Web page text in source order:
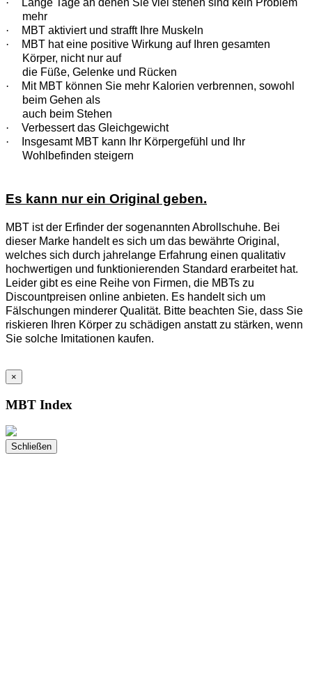
mehr
·
MBT aktiviert und strafft Ihre Muskeln
·
MBT hat eine positive Wirkung auf Ihren gesamten
Körper, nicht nur auf
die Füße, Gelenke und Rücken
·
Mit MBT können Sie mehr Kalorien verbrennen, sowohl
beim Gehen als
auch beim Stehen
·
Verbessert das Gleichgewicht
·
Insgesamt MBT kann Ihr Körpergefühl und Ihr
Wohlbefinden steigern
Es kann nur ein Original geben.
MBT ist der Erfinder der sogenannten Abrollschuhe. Bei
dieser Marke handelt es sich um das bewährte Original,
welches sich durch jahrelange Erfahrung einen qualitativ
hochwertigen und funktionierenden Standard erarbeitet hat.
Leider gibt es eine Reihe von Firmen, die MBTs zu
Discountpreisen online anbieten. Es handelt sich um
Fälschungen minderer Qualität. Bitte beachten Sie, dass Sie
riskieren Ihren Körper zu schädigen anstatt zu stärken, wenn
Sie solche Imitationen kaufen.
×
MBT Index
Schließen